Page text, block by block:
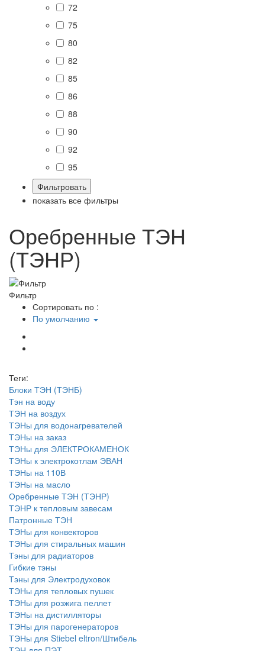
72
75
80
82
85
86
88
90
92
95
показать все фильтры
Оребренные ТЭН
(ТЭНР)
Фильтр
Сортировать по :
По умолчанию
Теги:
Блоки ТЭН (ТЭНБ)
Тэн на воду
ТЭН на воздух
ТЭНы для водонагревателей
ТЭНы на заказ
ТЭНы для ЭЛЕКТРОКАМЕНОК
ТЭНы к электрокотлам ЭВАН
ТЭНы на 110В
ТЭНы на масло
Оребренные ТЭН (ТЭНР)
ТЭНР к тепловым завесам
Патронные ТЭН
ТЭНы для конвекторов
ТЭНы для стиральных машин
Тэны для радиаторов
Гибкие тэны
Тэны для Электродуховок
ТЭНы для тепловых пушек
ТЭНы для розжига пеллет
ТЭНы на дистилляторы
ТЭНы для парогенераторов
ТЭНы для Stiebel eltron/Штибель